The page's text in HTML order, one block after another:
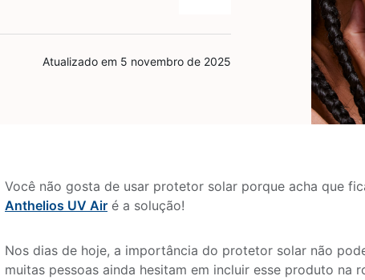
Atualizado em 5 novembro de 2025
Você não gosta de usar protetor solar porque acha que
Anthelios UV Air é a solução!
Nos dias de hoje, a importância do protetor solar não
muitas pessoas ainda hesitam em incluir esse produto na